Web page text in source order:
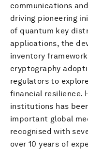
communications
driving pioneering
of quantum key
applications, the
inventory
cryptography
regulators to
financial resilience.
institutions has
important global
recognised with
over 10 years of